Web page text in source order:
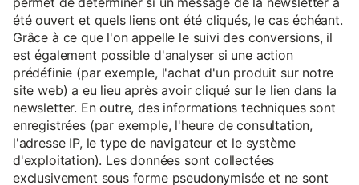
été ouvert et quels liens ont été cliqués, le cas échéant.
Grâce à ce que l'on appelle le suivi des conversions, il
est également possible d'analyser si une action
prédéfinie (par exemple, l'achat d'un produit sur notre
site web) a eu lieu après avoir cliqué sur le lien dans la
newsletter. En outre, des informations techniques sont
enregistrées (par exemple, l'heure de consultation,
l'adresse IP, le type de navigateur et le système
d'exploitation). Les données sont collectées
exclusivement sous forme pseudonymisée et ne sont